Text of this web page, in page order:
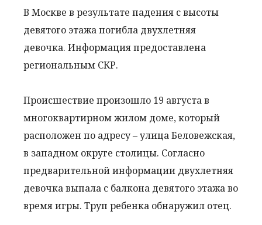
В Москве в результате падения с высоты
девятого этажа погибла двухлетняя
девочка. Информация предоставлена
региональным СКР.
Происшествие произошло 19 августа в
многоквартирном жилом доме, который
расположен по адресу – улица Беловежская,
в западном округе столицы. Согласно
предварительной информации двухлетняя
девочка выпала с балкона девятого этажа во
время игры. Труп ребенка обнаружил отец.